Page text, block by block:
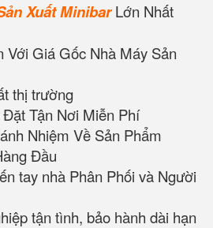
Xuất MinibarLớn Nhất
Với Giá Gốc Nhà Máy Sản
thị trường
Tận Nơi Miễn Phí
Nhiệm Về Sản Phẩm
Đầu
tay nhà Phân Phối và Người
tận tình, bảo hành dài hạn